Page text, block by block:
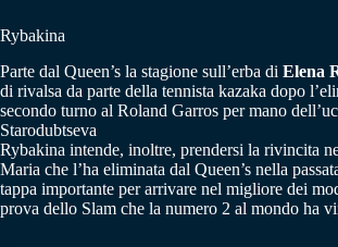
Rybakina
Parte dal Queen’s la stagione sull’erba di Elena
di rivalsa da parte della tennista kazaka dopo
secondo turno al Roland Garros per mano
Starodubtseva
Rybakina intende, inoltre, prendersi la rivincita
Maria che l’ha eliminata dal Queen’s nella
tappa importante per arrivare nel migliore dei
prova dello Slam che la numero 2 al mondo ha